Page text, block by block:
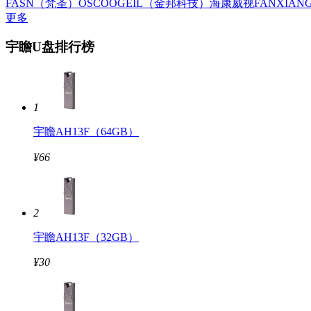
FASN（梵圣） OSCOOGEIL（金邦科技） 海康威视
更多
宇瞻U盘排行榜
1
宇瞻AH13F（64GB）
¥66
2
宇瞻AH13F（32GB）
¥30